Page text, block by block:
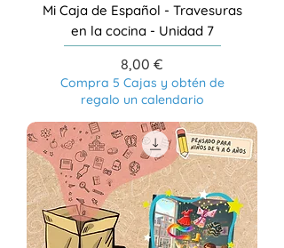
Mi Caja de Español - Travesuras
en la cocina - Unidad 7
Precio
8,00 €
Compra 5 Cajas y obtén de
regalo un calendario